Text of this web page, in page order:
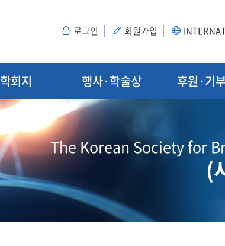
로그인 회원가입
학회지 행사·학술상 후원·기
The Korean Society for
(